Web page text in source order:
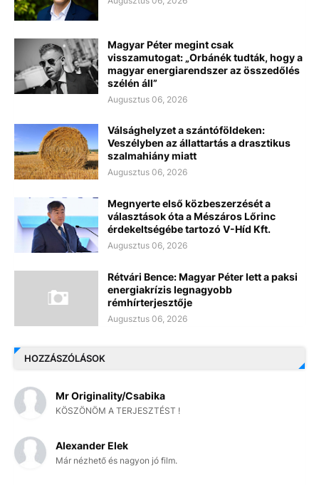
Magyar Péter megint csak
visszamutogat: „Orbánék tudták, hogy a
magyar energiarendszer az összedőlés
szélén áll”
Augusztus 06, 2026
Válsághelyzet a szántóföldeken:
Veszélyben az állattartás a drasztikus
szalmahiány miatt
Augusztus 06, 2026
Megnyerte első közbeszerzését a
választások óta a Mészáros Lőrinc
érdekeltségébe tartozó V-Híd Kft.
Augusztus 06, 2026
Rétvári Bence: Magyar Péter lett a paksi
energiakrízis legnagyobb
rémhírterjesztője
Augusztus 06, 2026
HOZZÁSZÓLÁSOK
Mr Originality/Csabika
KÖSZÖNÖM A TERJESZTÉST !
Alexander Elek
Már nézhető és nagyon jó film.